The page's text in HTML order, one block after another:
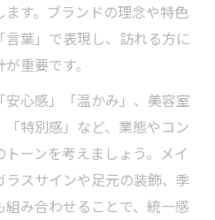
す。ブランドの理念や特色
葉」で表現し、訪れる方に
重要です。
心感」「温かみ」、美容室
特別感」など、業態やコン
ーンを考えましょう。メイ
スサインや足元の装飾、季
み合わせることで、統一感